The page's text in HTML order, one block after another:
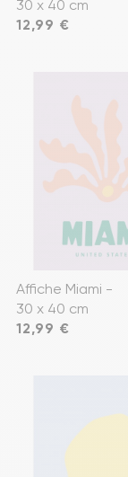
30 x 40 cm
Prix
12,99 €
Affiche Miami -
30 x 40 cm
Prix
12,99 €